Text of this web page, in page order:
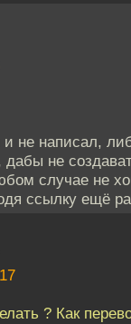
не написал,
не
случае не
ссылку ещё
? Как